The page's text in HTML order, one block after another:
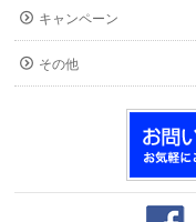
キャンペーン
その他